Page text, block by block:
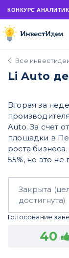
КОНКУРС
Все
Li Auto
Вторая за
Auto. За счет
площадки в
роста
55%, но это
Закрыта
достигнута)
Голосование
40